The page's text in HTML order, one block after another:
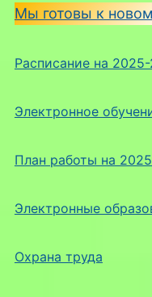
Мы готовы к
Расписание на
Электронное
План работы на
Электронные
Охрана труда